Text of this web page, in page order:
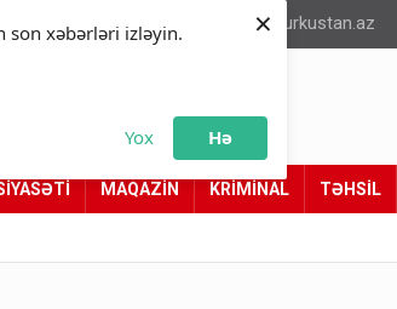
son xəbərləri izləyin.
Yox Hə
×
(012) 449 94 05 info@turkustan.az
MAQAZİN KRİMİNAL TƏHSİL